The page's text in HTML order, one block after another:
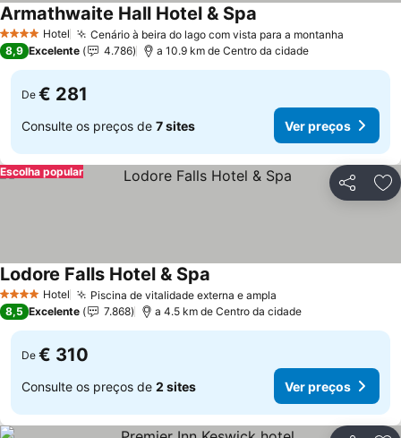
4 EstrelasHotel Cenário à beira do lago com vista para a montanha
Armathwaite Hall Hotel & Spa
8,9 Excelente 4.786 a 10.9 km de Centro da cidade
De € 281
Consulte os preços de 7 sites Ver preços
Partilhar
Escolha popular
4 EstrelasHotel Piscina de vitalidade externa e ampla
Lodore Falls Hotel & Spa
8,5 Excelente 7.868 a 4.5 km de Centro da cidade
De € 310
Consulte os preços de 2 sites Ver preços